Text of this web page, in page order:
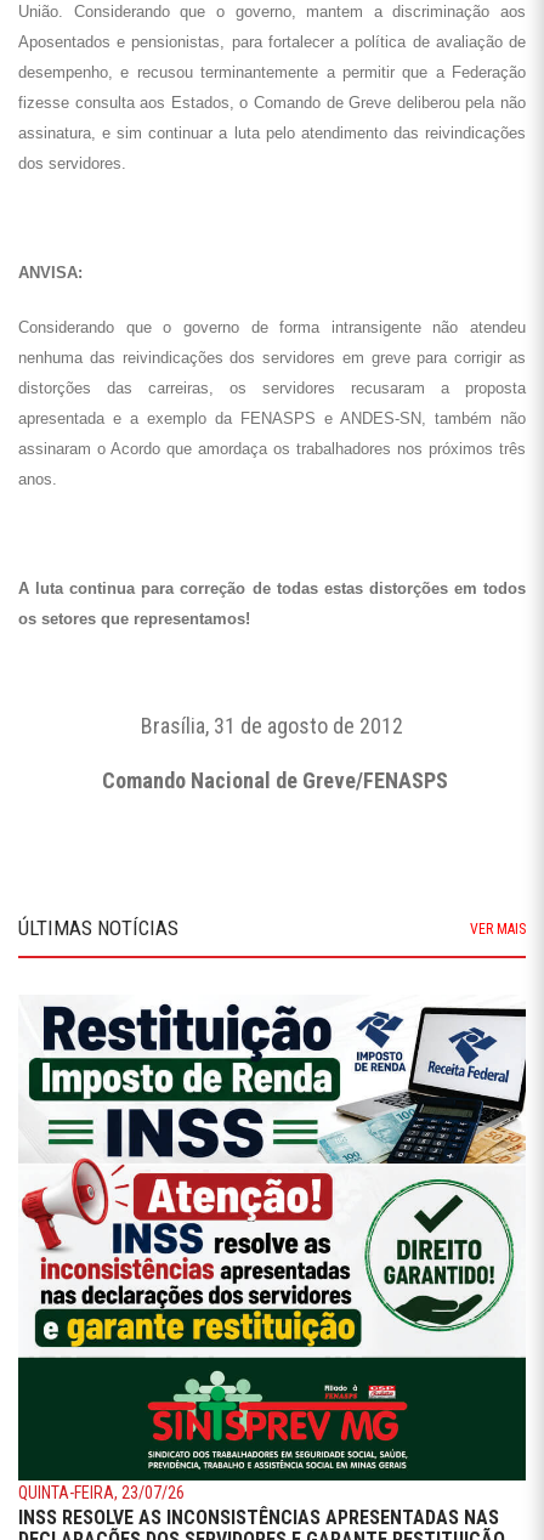
União. Considerando que o governo, mantem a discriminação aos
Aposentados e pensionistas, para fortalecer a política de avaliação de
desempenho, e recusou terminantemente a permitir que a Federação
fizesse consulta aos Estados, o Comando de Greve deliberou pela não
assinatura, e sim continuar a luta pelo atendimento das reivindicações
dos servidores.
ANVISA:
Considerando que o governo de forma intransigente não atendeu
nenhuma das reivindicações dos servidores em greve para corrigir as
distorções das carreiras, os servidores recusaram a proposta
apresentada e a exemplo da FENASPS e ANDES-SN, também não
assinaram o Acordo que amordaça os trabalhadores nos próximos três
anos.
A luta continua para correção de todas estas distorções em todos
os setores que representamos!
Brasília, 31 de agosto de 2012
Comando Nacional de Greve/FENASPS
ÚLTIMAS NOTÍCIAS VER MAIS
QUINTA-FEIRA, 23/07/26
INSS RESOLVE AS INCONSISTÊNCIAS APRESENTADAS NAS